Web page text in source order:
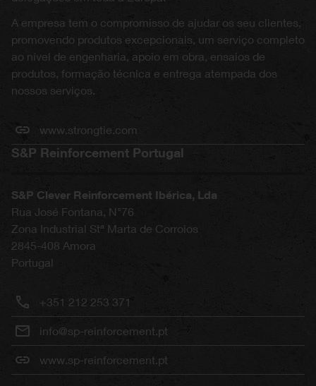
A empresa tem o compromisso de ajudar os seu clientes,
promovendo produtos excepcionais, um serviço completo
ao nível de engenharia, apoio em obra, ensaios de
produtos, formação técnica e entrega atempada dos
nossos serviços.
www.strongtie.com
S&P Reinforcement Portugal
S&P Clever Reinforcement Ibérica, Lda
Rua José Fontana, N°76
Zona Industrial Stª Marta de Corroios
2845-408 Amora
Portugal
+351 212 253 371
info@sp-reinforcement.pt
www.sp-reinforcement.pt